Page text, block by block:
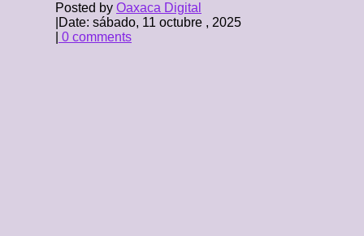
Posted by Oaxaca Digital
Date: sábado, 11 octubre , 2025
0 comments